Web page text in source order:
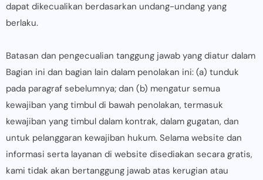
dapat dikecualikan berdasarkan undang-undang yang
berlaku.
Batasan dan pengecualian tanggung jawab yang diatur dalam
Bagian ini dan bagian lain dalam penolakan ini: (a) tunduk
pada paragraf sebelumnya; dan (b) mengatur semua
kewajiban yang timbul di bawah penolakan, termasuk
kewajiban yang timbul dalam kontrak, dalam gugatan, dan
untuk pelanggaran kewajiban hukum. Selama website dan
informasi serta layanan di website disediakan secara gratis,
kami tidak akan bertanggung jawab atas kerugian atau